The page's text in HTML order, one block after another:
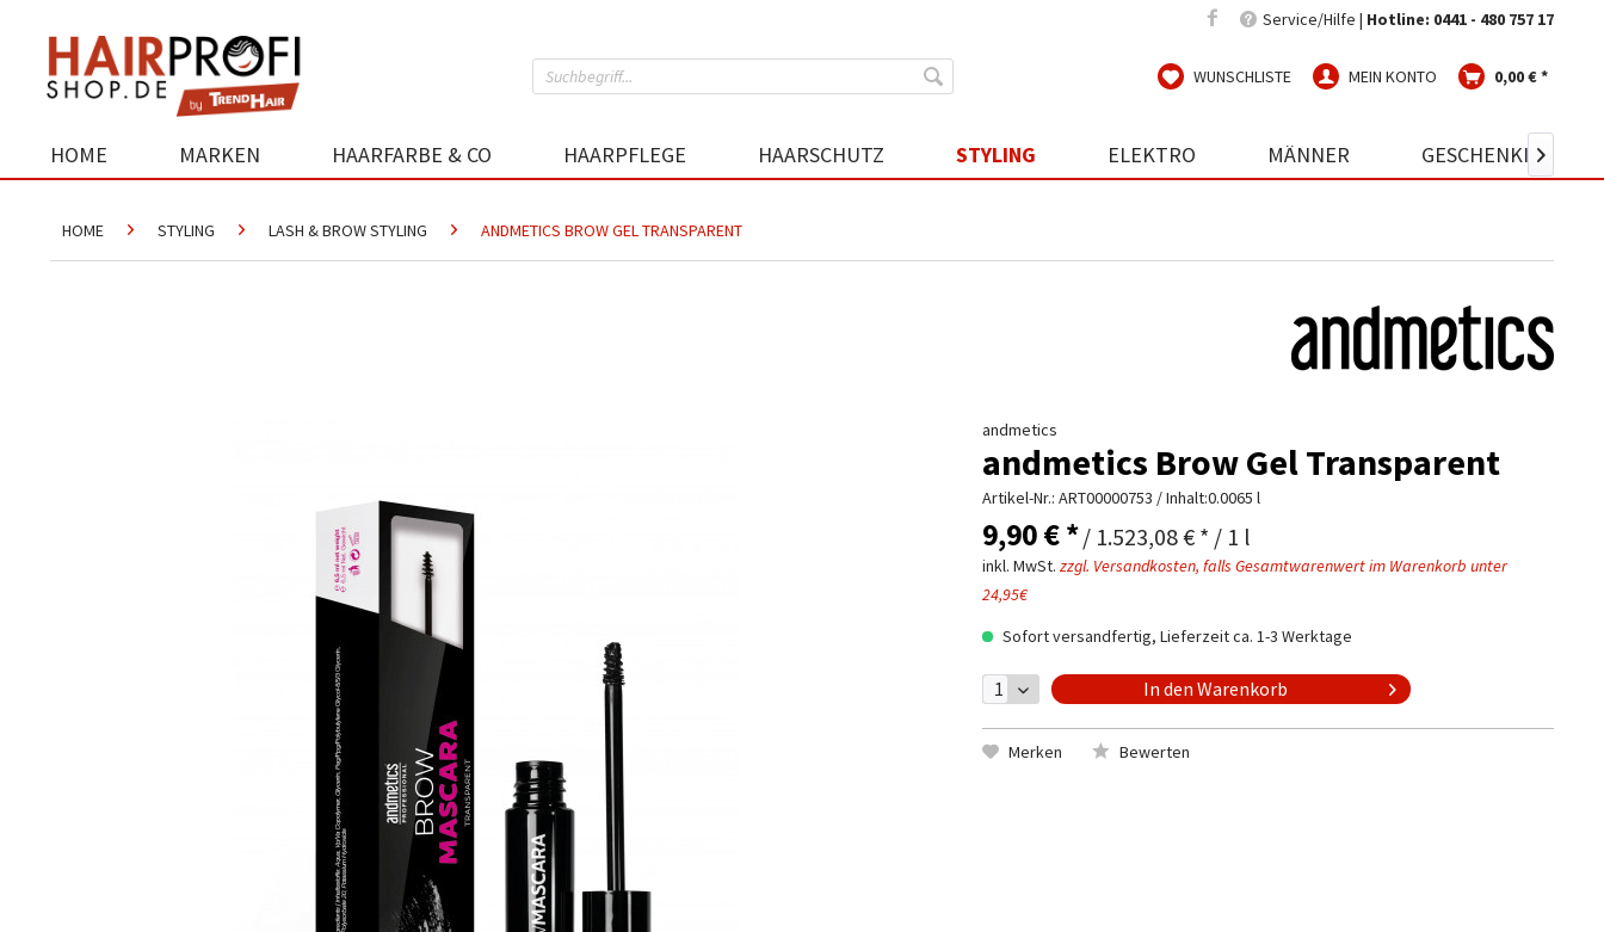
Service/Hilfe | Hotline: 0441 - 480 757 17
WUNSCHLISTE MEIN KONTO 0,00 € *
HOME MARKEN HAARFARBE & CO HAARPFLEGE HAARSCHUTZ STYLING ELEKTRO MÄNNER GESCHENKIDEEN

HOME STYLING LASH & BROW STYLING ANDMETICS BROW GEL TRANSPARENT
andmetics
andmetics Brow Gel Transparent
Artikel-Nr.:ART00000753 / Inhalt:0.0065 l
9,90 € */ 1.523,08 € * / 1 l
inkl. MwSt.zzgl. Versandkosten, falls Gesamtwarenwert im Warenkorb unter
24,95€
Sofort versandfertig, Lieferzeit ca. 1-3 Werktage
In den Warenkorb
Merken Bewerten